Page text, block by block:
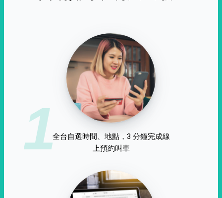
1全台自選時間、地點，3 分鐘完成線
上預約叫車